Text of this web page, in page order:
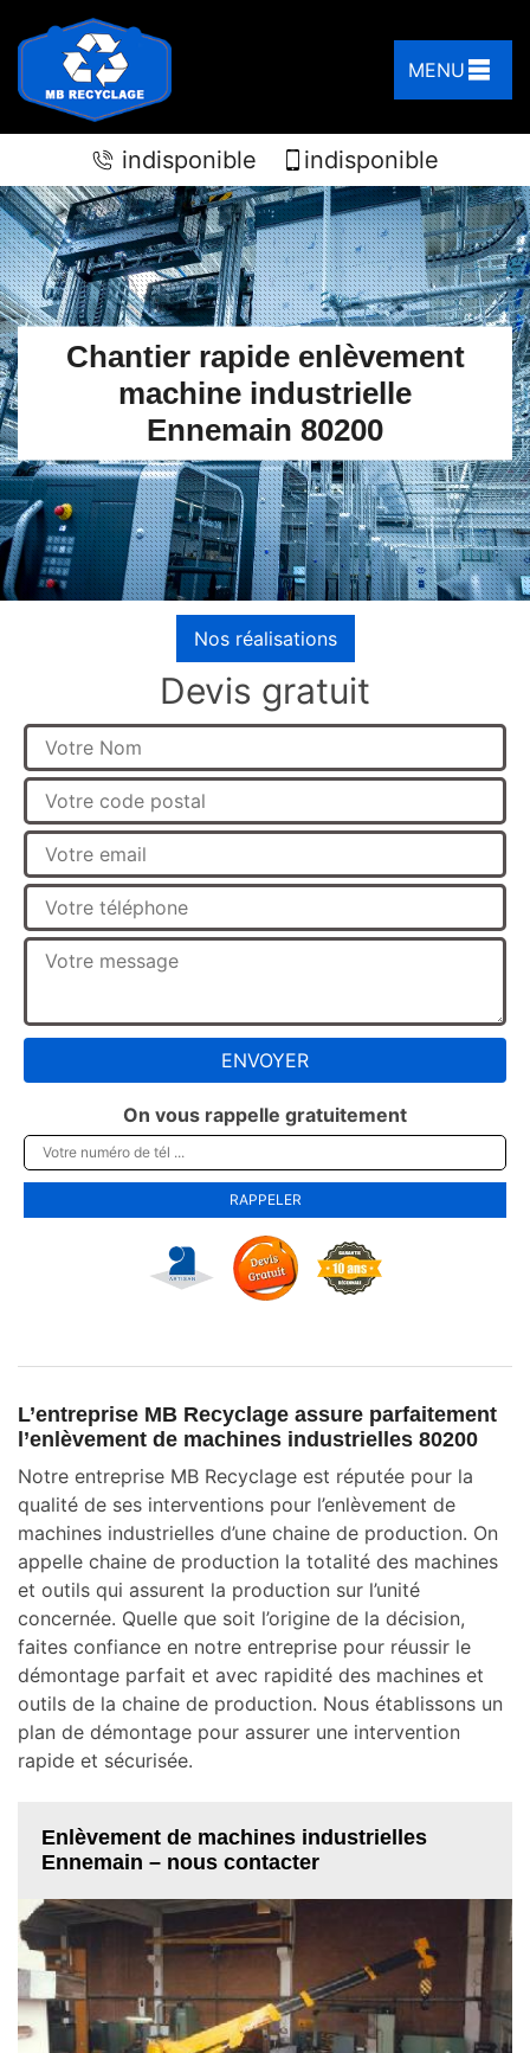
MENU
indisponible indisponible
Chantier rapide enlèvement
machine industrielle
Ennemain 80200
Nos réalisations
Devis gratuit
On vous rappelle gratuitement
L’entreprise MB Recyclage assure parfaitement
l’enlèvement de machines industrielles 80200
Notre entreprise MB Recyclage est réputée pour la
qualité de ses interventions pour l’enlèvement de
machines industrielles d’une chaine de production. On
appelle chaine de production la totalité des machines
et outils qui assurent la production sur l’unité
concernée. Quelle que soit l’origine de la décision,
faites confiance en notre entreprise pour réussir le
démontage parfait et avec rapidité des machines et
outils de la chaine de production. Nous établissons un
plan de démontage pour assurer une intervention
rapide et sécurisée.
Enlèvement de machines industrielles
Ennemain – nous contacter